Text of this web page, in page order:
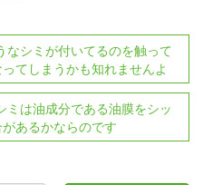
なシミが付いてるのを触って
てしまうかも知れませんよ
ミは油成分である油膜をシッ
あるかならのです